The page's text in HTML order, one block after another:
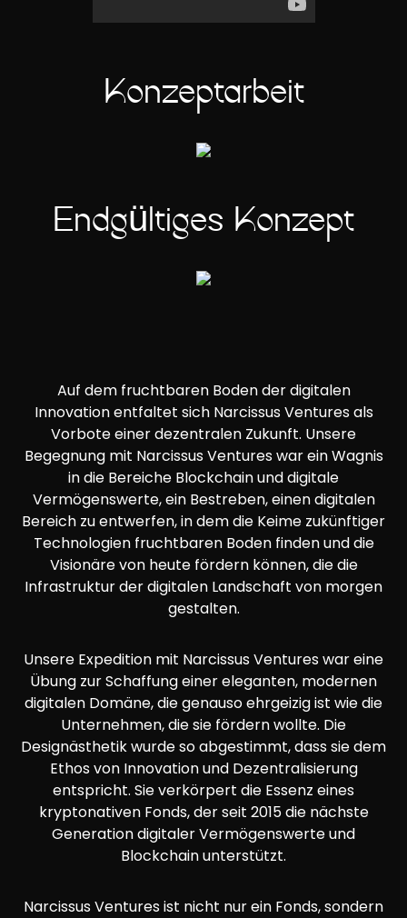
Konzeptarbeit
Endgültiges Konzept
Auf dem fruchtbaren Boden der digitalen
Innovation entfaltet sich Narcissus Ventures als
Vorbote einer dezentralen Zukunft. Unsere
Begegnung mit Narcissus Ventures war ein Wagnis
in die Bereiche Blockchain und digitale
Vermögenswerte, ein Bestreben, einen digitalen
Bereich zu entwerfen, in dem die Keime zukünftiger
Technologien fruchtbaren Boden finden und die
Visionäre von heute fördern können, die die
Infrastruktur der digitalen Landschaft von morgen
gestalten.
Unsere Expedition mit Narcissus Ventures war eine
Übung zur Schaffung einer eleganten, modernen
digitalen Domäne, die genauso ehrgeizig ist wie die
Unternehmen, die sie fördern wollte. Die
Designästhetik wurde so abgestimmt, dass sie dem
Ethos von Innovation und Dezentralisierung
entspricht. Sie verkörpert die Essenz eines
kryptonativen Fonds, der seit 2015 die nächste
Generation digitaler Vermögenswerte und
Blockchain unterstützt.
Narcissus Ventures ist nicht nur ein Fonds, sondern